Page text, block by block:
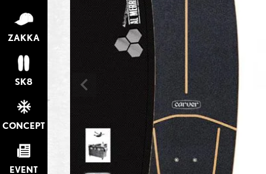
ZAKKA
SK8
CONCEPT
EVENT